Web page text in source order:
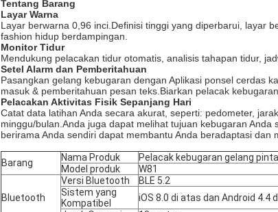
Tentang Barang
Layar Warna
Layar berwarna 0,96 inci.Definisi tinggi yang diperbarui, layar
fashion hidup berdampingan.
Monitor Tidur
Mendukung pelacakan tidur otomatis, analisis tahapan tidur,
Setel Alarm dan Pemberitahuan
Pasangkan gelang kebugaran dengan Aplikasi ponsel cerdas
masuk & pemberitahuan pesan teks.Biarkan pelacak
Pelacakan Aktivitas Fisik Sepanjang Hari
Catat data latihan Anda secara akurat, seperti: pedometer,
minggu/bulan.Anda juga dapat melihat tujuan kebugaran
berirama Anda sendiri dapat membantu Anda beradaptasi dan
Barang Nama Produk
Pelacak kebugaran gelang
Model produk
W81
Bluetooth
Versi Bluetooth
BLE 5.2
Sistem yang
Kompatibel
iOS 8.0 di atas dan Android 4.4